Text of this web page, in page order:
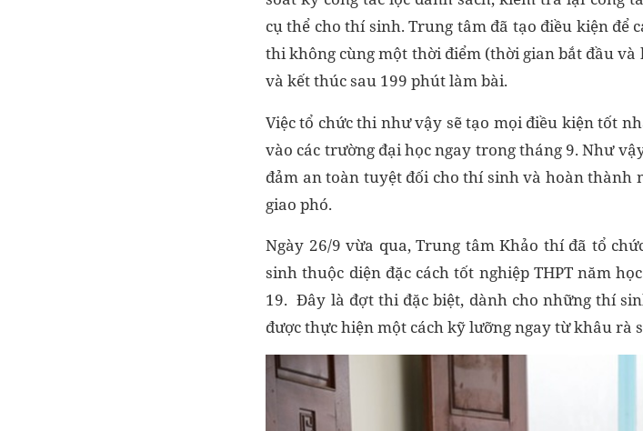
cụ thể cho thí sinh. Trung tâm đã tạo điều kiện để
thi không cùng một thời điểm (thời gian bắt đầu
và kết thúc sau 199 phút làm bài.
Việc tổ chức thi như vậy sẽ tạo mọi điều kiện tốt
vào các trường đại học ngay trong tháng 9. Như
đảm an toàn tuyệt đối cho thí sinh và hoàn thành
giao phó.
Ngày 26/9 vừa qua, Trung tâm Khảo thí đã tổ
sinh thuộc diện đặc cách tốt nghiệp THPT năm
19. Đây là đợt thi đặc biệt, dành cho những thí
được thực hiện một cách kỹ lưỡng ngay từ khâu rà